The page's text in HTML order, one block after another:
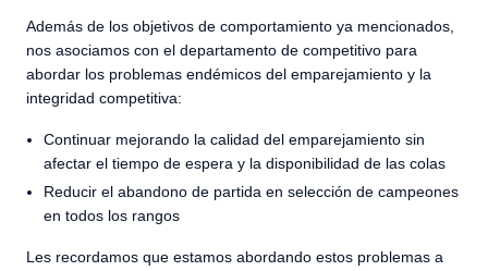
Además de los objetivos de comportamiento ya mencionados,
nos asociamos con el departamento de competitivo para
abordar los problemas endémicos del emparejamiento y la
integridad competitiva:
Continuar mejorando la calidad del emparejamiento sin
afectar el tiempo de espera y la disponibilidad de las colas
Reducir el abandono de partida en selección de campeones
en todos los rangos
Les recordamos que estamos abordando estos problemas a